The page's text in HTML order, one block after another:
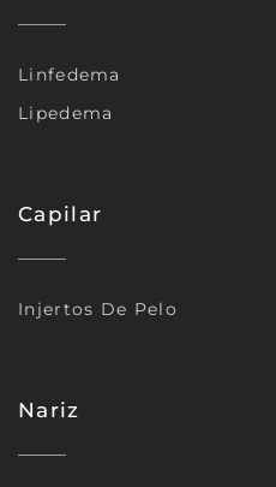
Linfedema
Lipedema
Capilar
Injertos De Pelo
Nariz